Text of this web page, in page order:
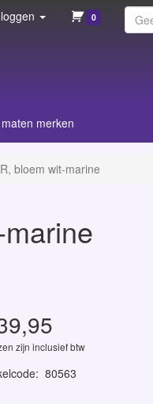
0
merken
bloem wit-marine
zijn inclusief btw
: 80563